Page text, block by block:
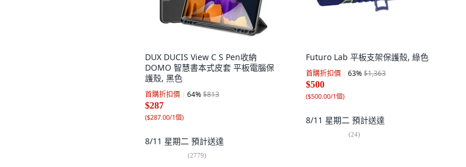
DUX DUCIS View C S Pen收納
DOMO 智慧書本式皮套 平板電腦保
護殼, 黑色
首購折扣價 64%$813
$287
($287.00/1個)
8/11 星期二 預計送達
(2779)
Futuro Lab 平板支架保護殼, 綠色
首購折扣價 63%$1,363
$500
($500.00/1個)
8/11 星期二 預計送達
(24)